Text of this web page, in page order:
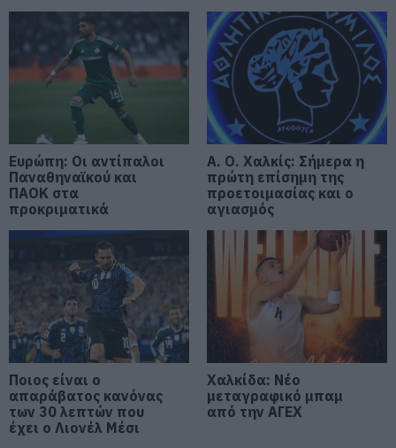
06.08.2026 | 20:20
Θρήνος στην Εύβοια: Έφυγε από
τη ζωή ο 37χρονος που είχε
τροχαίο με αγριογούρουνο
06.08.2026 | 20:20
Νέο σοβαρό τροχαίο στην Εύβοια:
Τούμπαρε αυτοκίνητο
06.08.2026 | 20:00
Έσπασαν πιάτα στο κεφάλι του
Αταμάν – Βίντεο από τη Σύμη
06.08.2026 | 19:40
Φωτιά στη Σκύρο: Συνεχίζει να
καίει στο Νησί, συγκλονιστική
μαρτυρία – Νέες εικόνες και
βίντεο
06.08.2026 | 19:40
Ξεκινάει τεράστιο έργο αξίας
Ευρώπη: Οι αντίπαλοι
Παναθηναϊκού και
ΠΑΟΚ στα
προκριματικά
Α. Ο. Χαλκίς: Σήμερα η
πρώτη επίσημη της
προετοιμασίας και ο
αγιασμός
Ποιος είναι ο
απαράβατος κανόνας
των 30 λεπτών που
έχει ο Λιονέλ Μέσι
Χαλκίδα: Νέο
μεταγραφικό μπαμ
από την ΑΓΕΧ